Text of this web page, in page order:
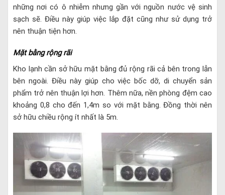
những nơi có ô nhiễm nhưng gần với nguồn nước vệ sinh
sạch sẽ. Điều này giúp việc lắp đặt cũng như sử dụng trở
nên thuận tiện hơn.
Mặt bằng rộng rãi
Kho lạnh cần sở hữu mặt bằng đủ rộng rãi cả bên trong lẫn
bên ngoài. Điều này giúp cho việc bốc dỡ, di chuyển sản
phẩm trở nên thuận lợi hơn. Thêm nữa, nền phòng đệm cao
khoảng 0,8 cho đến 1,4m so với mặt bằng. Đồng thời nên
sở hữu chiều rộng ít nhất là 5m.